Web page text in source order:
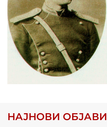
НАЈНОВИ ОБЈАВИ